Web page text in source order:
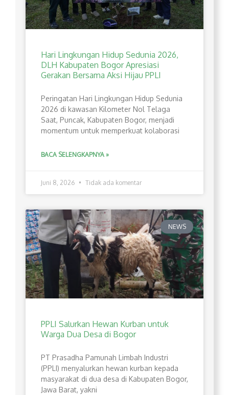
Hari Lingkungan Hidup Sedunia 2026,
DLH Kabupaten Bogor Apresiasi
Gerakan Bersama Aksi Hijau PPLI
Peringatan Hari Lingkungan Hidup Sedunia
2026 di kawasan Kilometer Nol Telaga
Saat, Puncak, Kabupaten Bogor, menjadi
momentum untuk memperkuat kolaborasi
BACA SELENGKAPNYA »
Juni 8, 2026 Tidak ada komentar
NEWS
PPLI Salurkan Hewan Kurban untuk
Warga Dua Desa di Bogor
PT Prasadha Pamunah Limbah Industri
(PPLI) menyalurkan hewan kurban kepada
masyarakat di dua desa di Kabupaten Bogor,
Jawa Barat, yakni